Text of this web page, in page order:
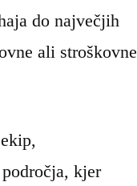
do največjih
ali stroškovne
kjer